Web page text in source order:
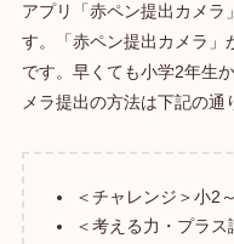
アプリ「赤ペン提出カメラ
す。「赤ペン提出カメラ」
です。早くても小学2年生
メラ提出の方法は下記の通
＜チャレンジ＞小2
＜考える力・プラ